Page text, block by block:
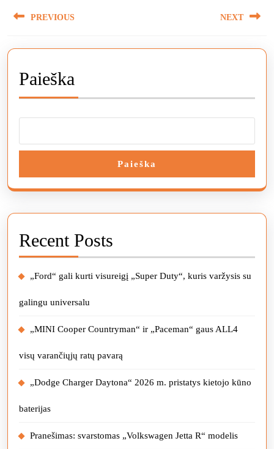
tarp
PREVIOUS NEXT
Paieška
Paieška
Recent Posts
„Ford“ gali kurti visureigį „Super Duty“, kuris varžysis su
galingu universalu
„MINI Cooper Countryman“ ir „Paceman“ gaus ALL4
visų varančiųjų ratų pavarą
„Dodge Charger Daytona“ 2026 m. pristatys kietojo kūno
baterijas
Pranešimas: svarstomas „Volkswagen Jetta R“ modelis